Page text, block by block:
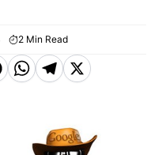
2 Min Read
WT
g
X